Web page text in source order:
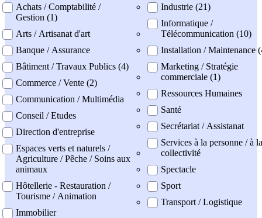
professionel
Achats / Comptabilité /
Gestion (1)
Arts / Artisanat d'art
Banque / Assurance
Bâtiment / Travaux Publics (4)
Commerce / Vente (2)
Communication / Multimédia
Conseil / Etudes
Direction d'entreprise
Espaces verts et naturels /
Agriculture / Pêche / Soins aux
animaux
Hôtellerie - Restauration /
Tourisme / Animation
Immobilier
Industrie (21)
Informatique /
Télécommunication (10)
Installation / Maintenance
Marketing / Stratégie
commerciale (1)
Ressources Humaines
Santé
Secrétariat / Assistanat
Services à la personne / à la
collectivité
Spectacle
Sport
Transport / Logistique